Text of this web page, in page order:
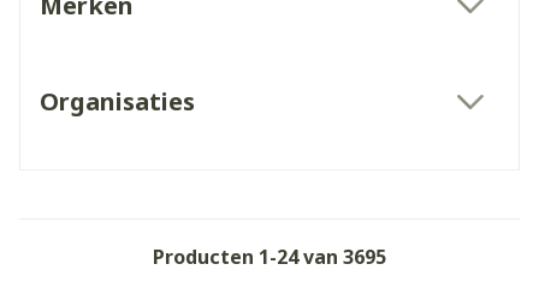
Organisaties
Producten 1-24van 3695